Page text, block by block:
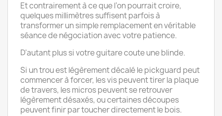
Et contrairement à ce que l’on pourrait croire,
quelques millimètres suffisent parfois à
transformer un simple remplacement en véritable
séance de négociation avec votre patience.
D'autant plus si votre guitare coute une blinde.
Si un trou est légèrement décalé le pickguard peut
commencer à forcer, les vis peuvent tirer la plaque
de travers, les micros peuvent se retrouver
légèrement désaxés, ou certaines découpes
peuvent finir par toucher directement le bois.